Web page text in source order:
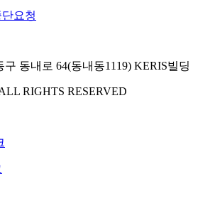
요청
구 동내로 64(동내동1119) KERIS빌딩
RIGHTS RESERVED